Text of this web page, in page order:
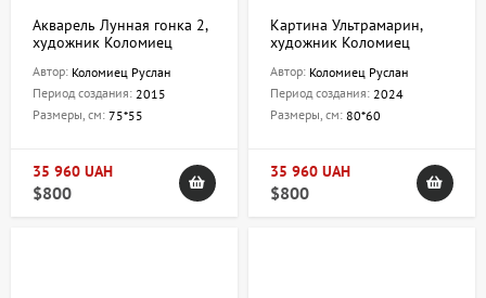
Акварель Лунная гонка 2,
художник Коломиец
Автор: Коломиец Руслан
Период создания: 2015
Размеры, см: 75*55
35 960 UAH
$800
Картина Ультрамарин,
художник Коломиец
Автор: Коломиец Руслан
Период создания: 2024
Размеры, см: 80*60
35 960 UAH
$800